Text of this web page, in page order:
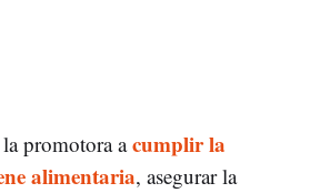
promotora acumplir la
alimentaria, asegurar la